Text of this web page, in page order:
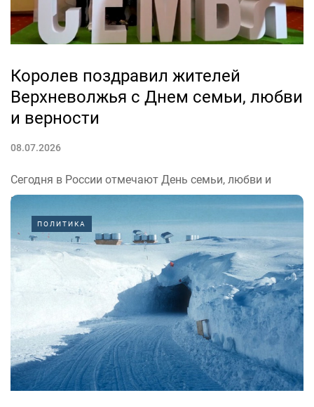
Королев поздравил жителей
Верхневолжья с Днем семьи, любви
и верности
08.07.2026
Сегодня в России отмечают День семьи, любви и
верности. С этим событием тверичан поздравил врио
губернатора Верхневолжья Виталий Королев.
«Особые слова хотелось бы адресовать каждой из 58
счастливых пар нашего региона, которые именно
сегодня соединяют свои судьбы. Ваш союз должен...
ПОЛИТИКА